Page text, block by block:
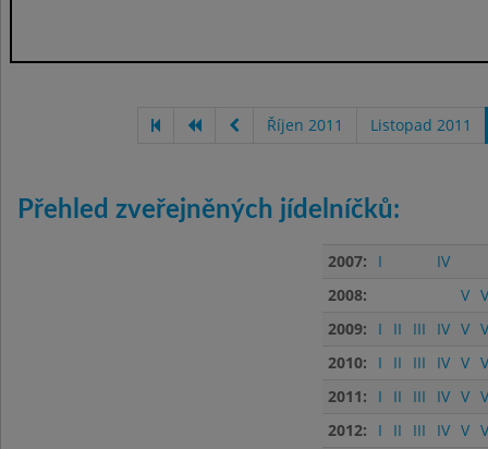
Říjen 2011 Listopad 2011
Přehled zveřejněných jídelníčků:
2007: I
IV
2008:
V
2009:
I II III IV V
2010:
I II III IV V
2011:
I II III IV V
2012:
I II III IV V